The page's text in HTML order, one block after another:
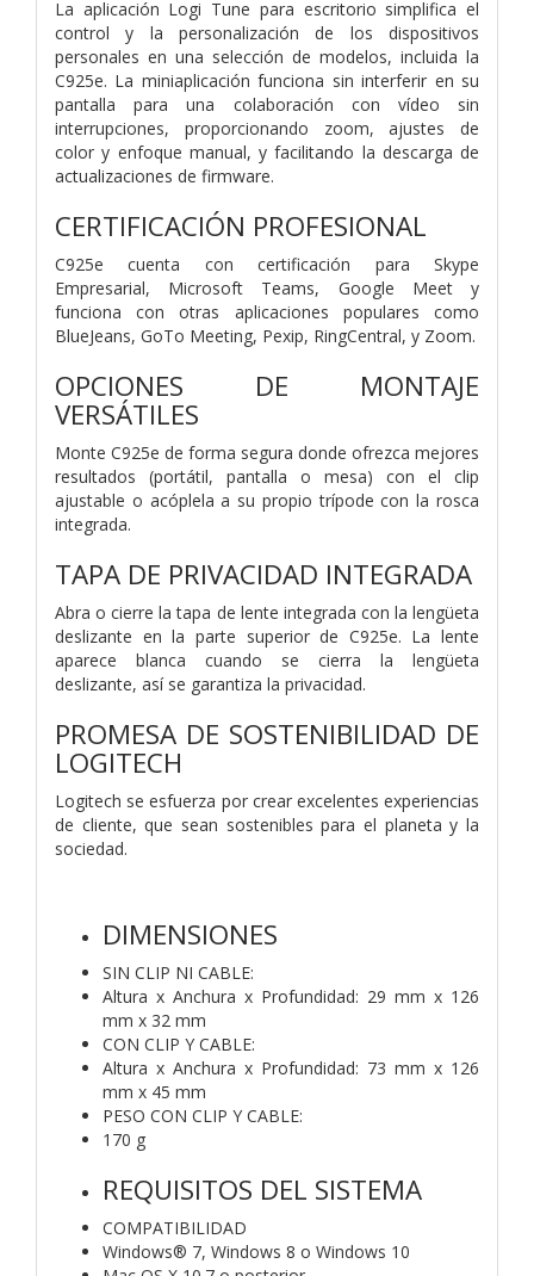
La aplicación Logi Tune para escritorio simplifica el
control y la personalización de los dispositivos
personales en una selección de modelos, incluida la
C925e. La miniaplicación funciona sin interferir en su
pantalla para una colaboración con vídeo sin
interrupciones, proporcionando zoom, ajustes de
color y enfoque manual, y facilitando la descarga de
actualizaciones de firmware.
CERTIFICACIÓN PROFESIONAL
C925e cuenta con certificación para Skype
Empresarial, Microsoft Teams, Google Meet y
funciona con otras aplicaciones populares como
BlueJeans, GoTo Meeting, Pexip, RingCentral, y Zoom.
OPCIONES DE MONTAJE
VERSÁTILES
Monte C925e de forma segura donde ofrezca mejores
resultados (portátil, pantalla o mesa) con el clip
ajustable o acóplela a su propio trípode con la rosca
integrada.
TAPA DE PRIVACIDAD INTEGRADA
Abra o cierre la tapa de lente integrada con la lengüeta
deslizante en la parte superior de C925e. La lente
aparece blanca cuando se cierra la lengüeta
deslizante, así se garantiza la privacidad.
PROMESA DE SOSTENIBILIDAD DE
LOGITECH
Logitech se esfuerza por crear excelentes experiencias
de cliente, que sean sostenibles para el planeta y la
sociedad.
DIMENSIONES
SIN CLIP NI CABLE:
Altura x Anchura x Profundidad: 29 mm x 126
mm x 32 mm
CON CLIP Y CABLE:
Altura x Anchura x Profundidad: 73 mm x 126
mm x 45 mm
PESO CON CLIP Y CABLE:
170 g
REQUISITOS DEL SISTEMA
COMPATIBILIDAD
Windows® 7, Windows 8 o Windows 10